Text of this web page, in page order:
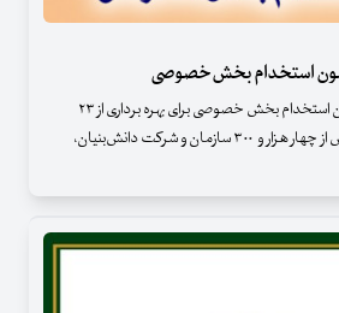
استخدام بخش‌خصوصی
ثبت‌نام پنجمین دوره آزمون استخدام بخش خصوصی برای بهره برداری از ۲۳
هزار موقعیت شغلی در بیش از چهار هزار و ۳۰۰ سازمان و شرکت دانش‌بنیان،